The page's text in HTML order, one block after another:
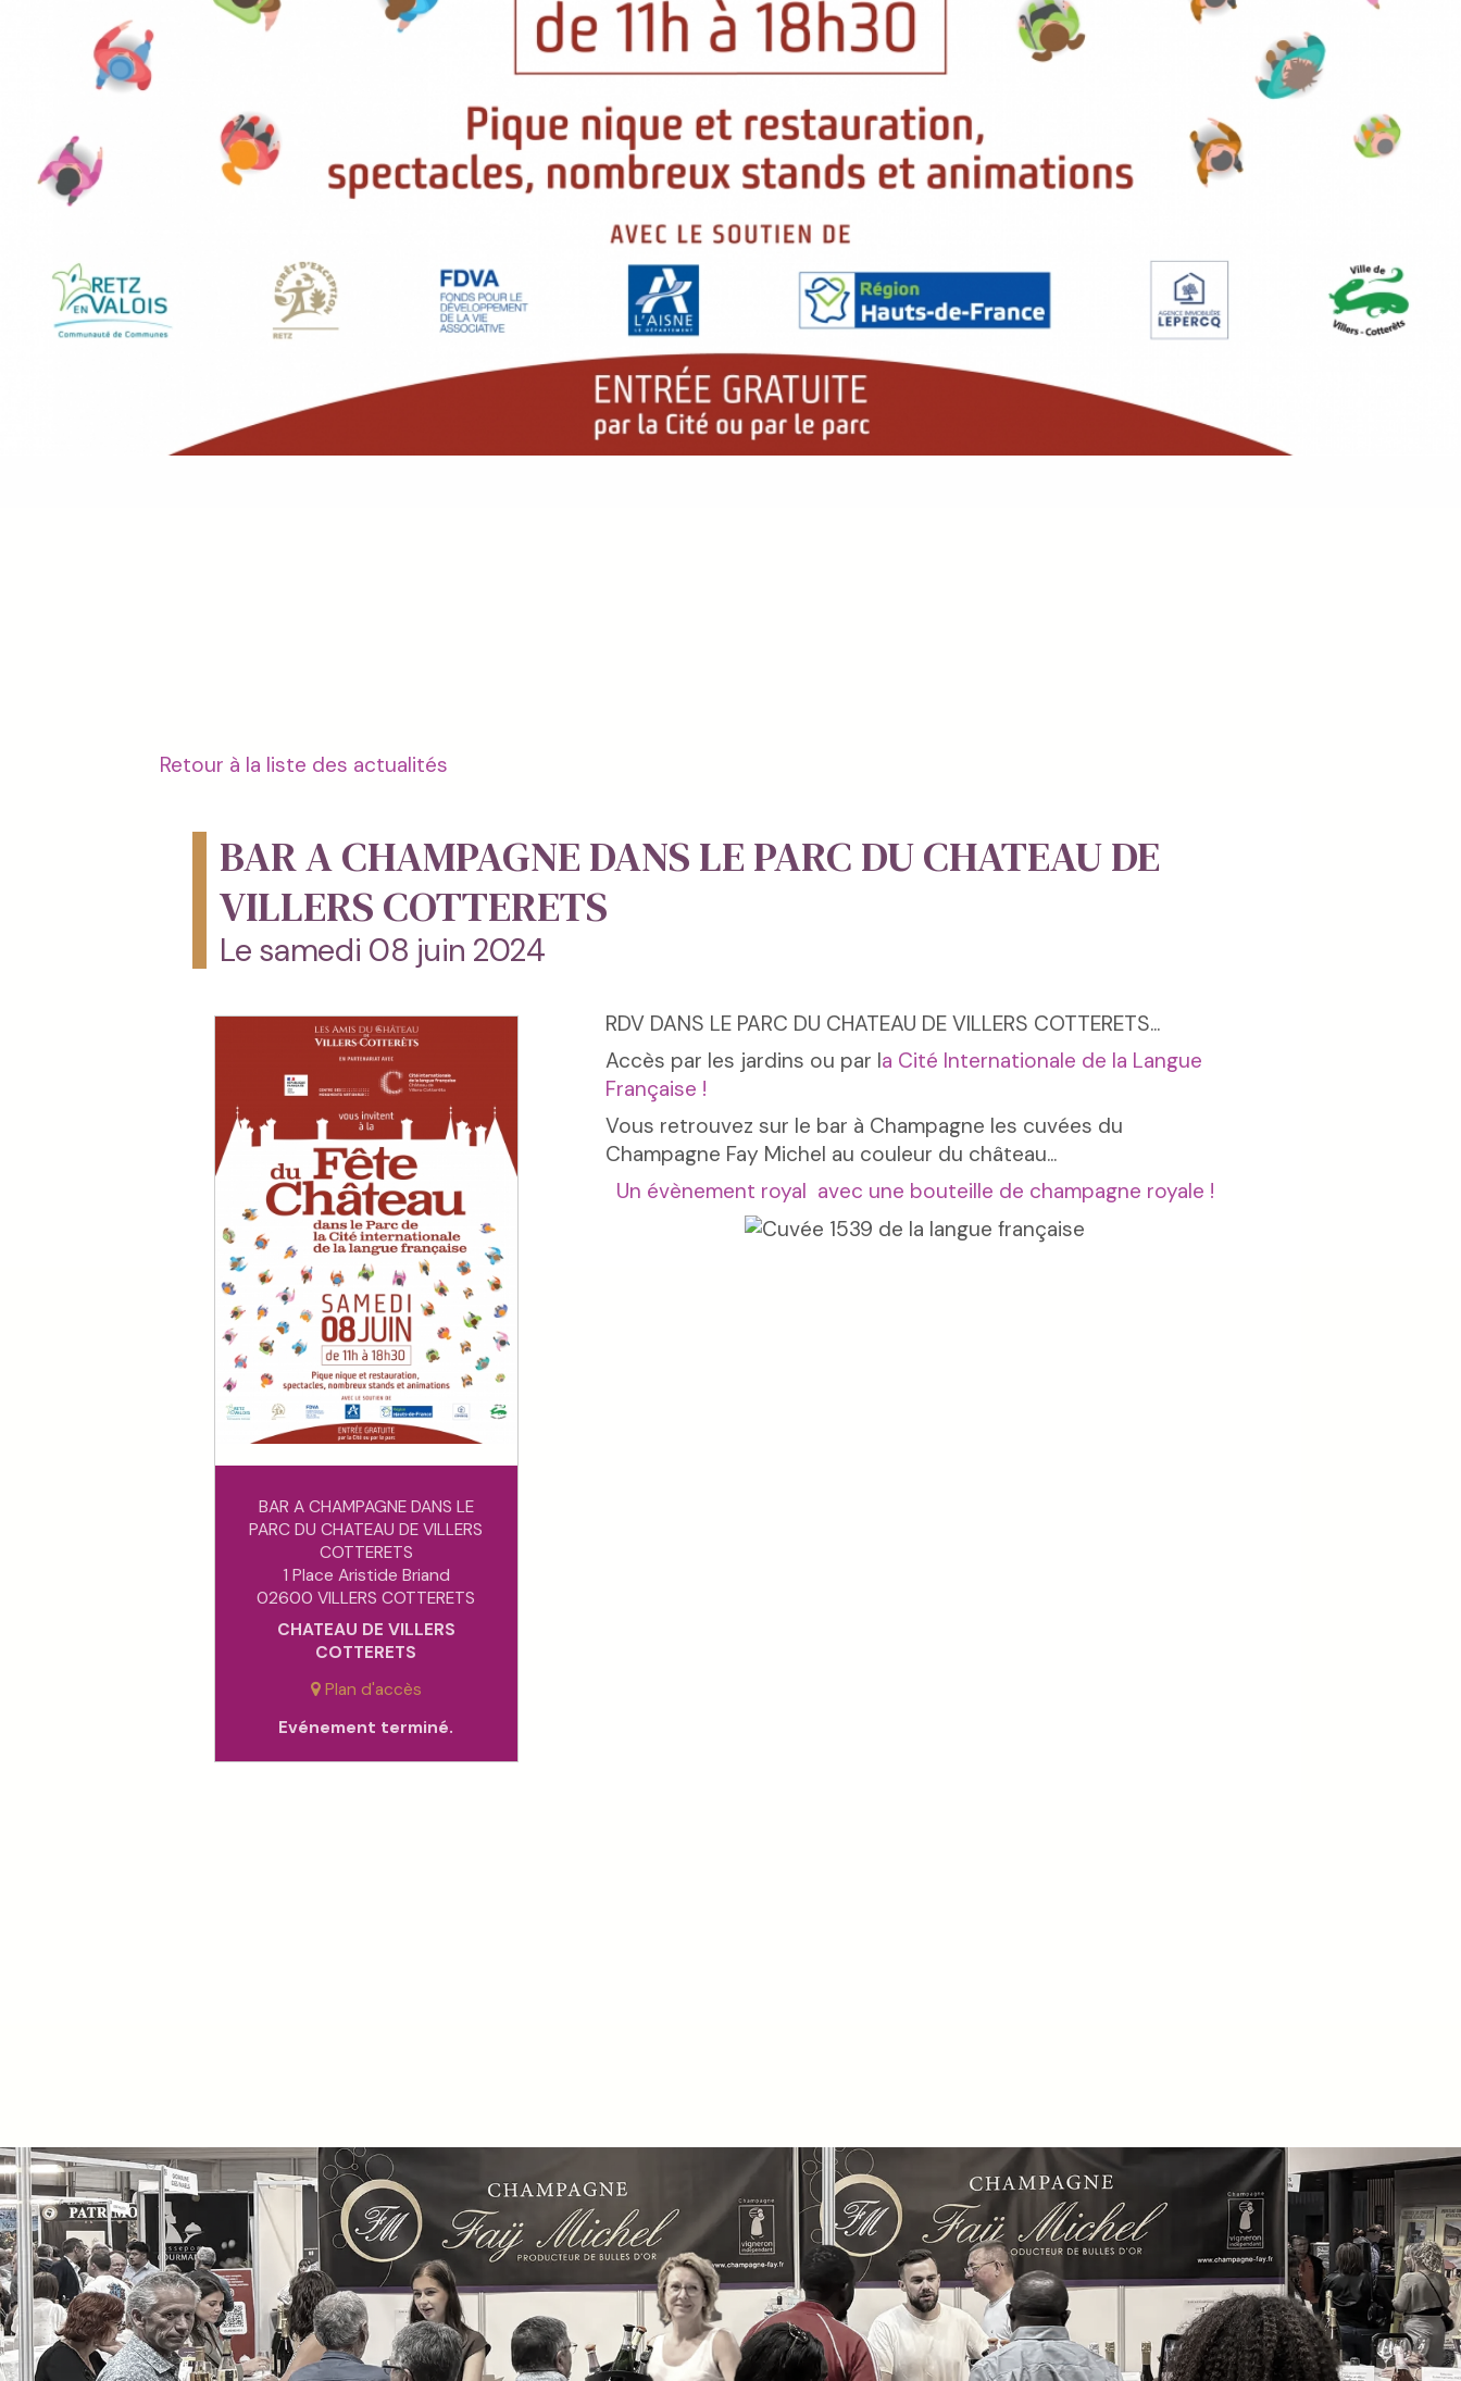
Retour à la liste des actualités
BAR A CHAMPAGNE DANS LE PARC DU CHATEAU DE
VILLERS COTTERETS
Le samedi 08 juin 2024
BAR A CHAMPAGNE DANS LE
PARC DU CHATEAU DE VILLERS
COTTERETS
1 Place Aristide Briand
02600 VILLERS COTTERETS
CHATEAU DE VILLERS
COTTERETS
Plan d'accès
Evénement terminé.
RDV DANS LE PARC DU CHATEAU DE VILLERS COTTERETS...
Accès par les jardins ou par la Cité Internationale de la Langue
Française !
Vous retrouvez sur le bar à Champagne les cuvées du
Champagne Fay Michel au couleur du château...
Un évènement royal avec une bouteille de champagne royale !